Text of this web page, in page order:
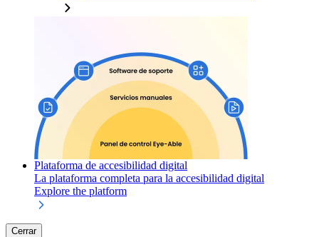
Plataforma de accesibilidad digital
La plataforma completa para la accesibilidad digital
Explore the platform
Cerrar